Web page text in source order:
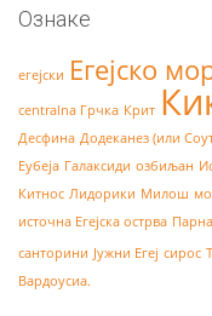
Ознаке
егејски Егејско
centralna Грчка Крит
Десфина Додеканез (или
Еубеја Галаксиди озбиљан
Китнос Лидорики Милош
источна Егејска острва
санторини Јужни Егеј сирос
Вардоусиа.